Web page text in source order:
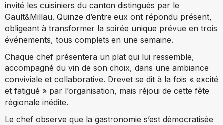
invité les cuisiniers du canton distingués par le
Gault&Millau. Quinze d’entre eux ont répondu présent,
obligeant à transformer la soirée unique prévue en trois
événements, tous complets en une semaine.
Chaque chef présentera un plat qui lui ressemble,
accompagné du vin de son choix, dans une ambiance
conviviale et collaborative. Drevet se dit à la fois « excité
et fatigué » par l’organisation, mais réjoui de cette fête
régionale inédite.
Le chef observe que la gastronomie s’est démocratisée